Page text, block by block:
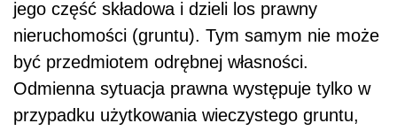
jego część składowa i dzieli los prawny
nieruchomości (gruntu). Tym samym nie może
być przedmiotem odrębnej własności.
Odmienna sytuacja prawna występuje tylko w
przypadku użytkowania wieczystego gruntu,